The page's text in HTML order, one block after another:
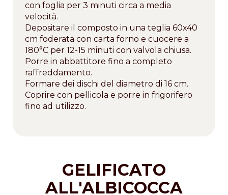
con foglia per 3 minuti circa a media
velocità.
Depositare il composto in una teglia 60x40
cm foderata con carta forno e cuocere a
180°C per 12-15 minuti con valvola chiusa.
Porre in abbattitore fino a completo
raffreddamento.
Formare dei dischi del diametro di 16 cm.
Coprire con pellicola e porre in frigorifero
fino ad utilizzo.
GELIFICATO
ALL'ALBICOCCA